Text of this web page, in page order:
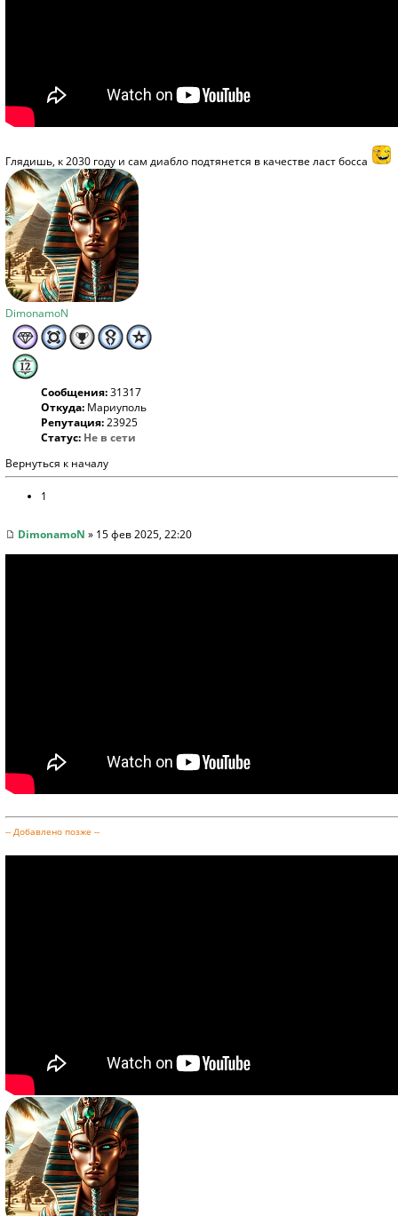
Глядишь, к 2030 году и сам диабло подтянется в качестве ласт босса
DimonamoN
Сообщения:31317
Откуда: Мариуполь
Репутация:23925
Статус: Не в сети
Вернуться к началу
1
DimonamoN » 15 фев 2025, 22:20
-- Добавлено позже --